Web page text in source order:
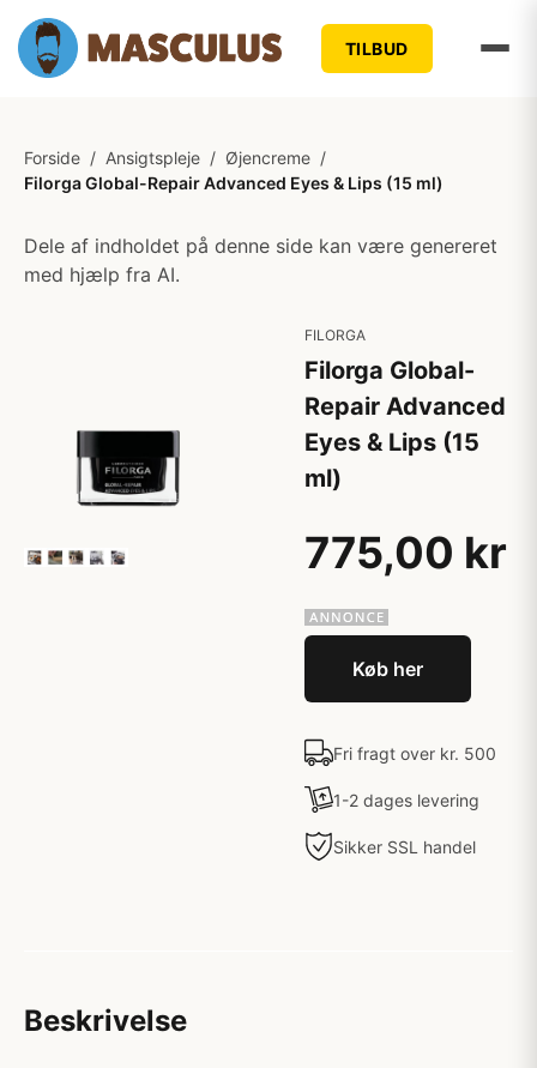
TILBUD
Forside / Ansigtspleje / Øjencreme /
Filorga Global-Repair Advanced Eyes & Lips (15 ml)
Dele af indholdet på denne side kan være genereret
med hjælp fra AI.
FILORGA
Filorga Global-
Repair Advanced
Eyes & Lips (15
ml)
775,00 kr
Køb her
Fri fragt over kr. 500
1-2 dages levering
Sikker SSL handel
Beskrivelse